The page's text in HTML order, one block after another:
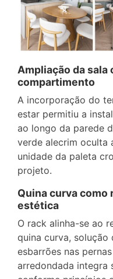
Ampliação da sala
compartimento
A incorporação do
estar permitiu a
ao longo da parede
verde alecrim oculta
unidade da paleta
projeto.
Quina curva como
estética
O rack alinha-se ao
quina curva,
esbarrões nas
arredondada integra